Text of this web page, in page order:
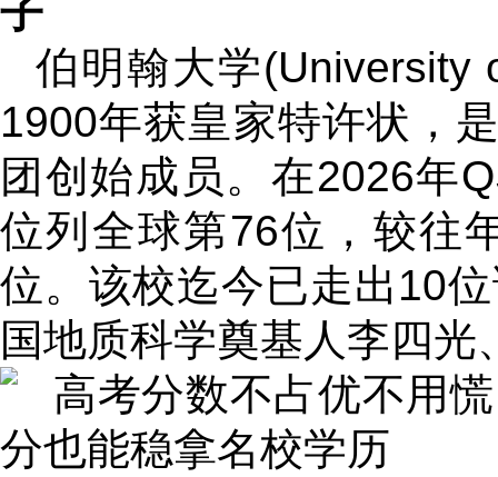
子
伯明翰大学(University
1900年获皇家特许状，
团创始成员。在2026年
位列全球第76位，较往
位。该校迄今已走出10
国地质科学奠基人李四光